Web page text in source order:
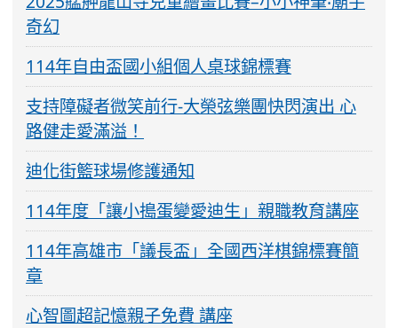
奇幻
114年自由盃國小組個人桌球錦標賽
支持障礙者微笑前行-大榮弦樂團快閃演出 心
路健走愛滿溢！
迪化街籃球場修護通知
114年度「讓小搗蛋變愛迪生」親職教育講座
114年高雄市「議長盃」全國西洋棋錦標賽簡
章
心智圖超記憶親子免費 講座